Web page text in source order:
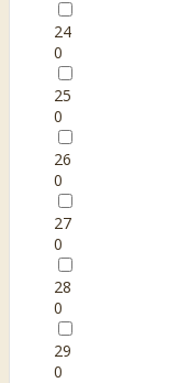
24
0
25
0
26
0
27
0
28
0
29
0